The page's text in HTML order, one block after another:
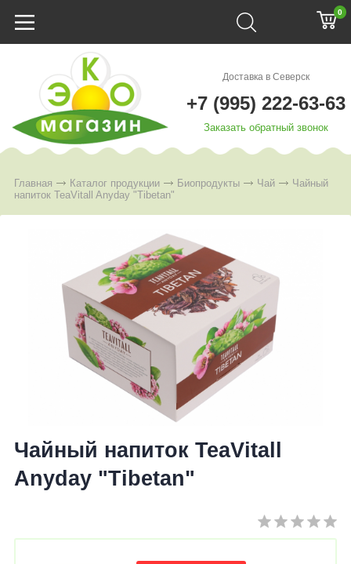
0
Доставка в Северск
+7 (995) 222-63-63
Заказать обратный звонок
Главная Каталог продукции Биопродукты Чай
Чайный
напиток TeaVitall Anyday "Tibetan"
Чайный напиток TeaVitall
Anyday "Tibetan"